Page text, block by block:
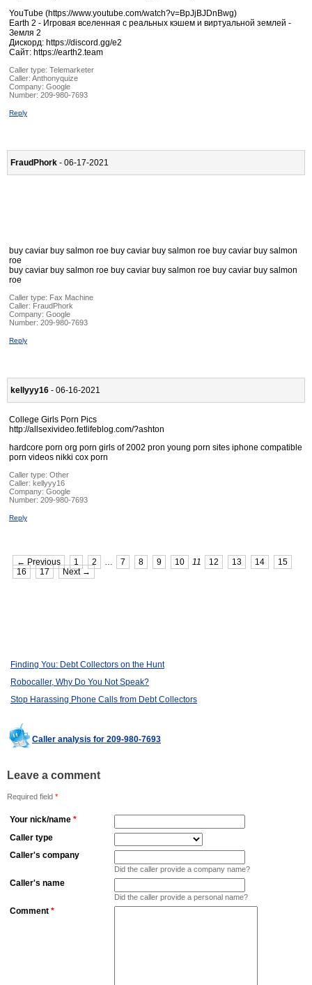
YouTube (https://www.youtube.com/watch?v=BpJjBJDnBwg)
Earth 2 - Игровая вселенная с реальных кэшем и виртуальной землей -
Земля 2
Дискорд: https://discord.gg/e2
Сайт: https://earth2.team
Caller type: Telemarketer
Caller: Anthonyquize
Company: Google
Number: 209-980-7693
Reply
FraudPhork - 06-17-2021
buy caviar buy salmon roe buy caviar buy salmon roe buy caviar buy salmon
roe
buy caviar buy salmon roe buy caviar buy salmon roe buy caviar buy salmon
roe
Caller type: Fax Machine
Caller: FraudPhork
Company: Google
Number: 209-980-7693
Reply
kellyyy16 - 06-16-2021
College Girls Porn Pics
http://allsexivideo.fetlifeblog.com/?ashton
hardcore porn org porn girls of 2002 pron young porn sites iphone compatible
porn videos nikki cox porn
Caller type: Other
Caller: kellyyy16
Company: Google
Number: 209-980-7693
Reply
← Previous 1 2 … 7 8 9 10 11 12 13 14
15
16
17 Next →
Finding You: Debt Collectors on the Hunt
Robocaller, Why Do You Not Speak?
Stop Harassing Phone Calls from Debt Collectors
Caller analysis for 209-980-7693
Leave a comment
Required field *
Your nick/name *
Caller type
Caller's company
Did the caller provide a company name?
Caller's name
Did the caller provide a personal name?
Comment *